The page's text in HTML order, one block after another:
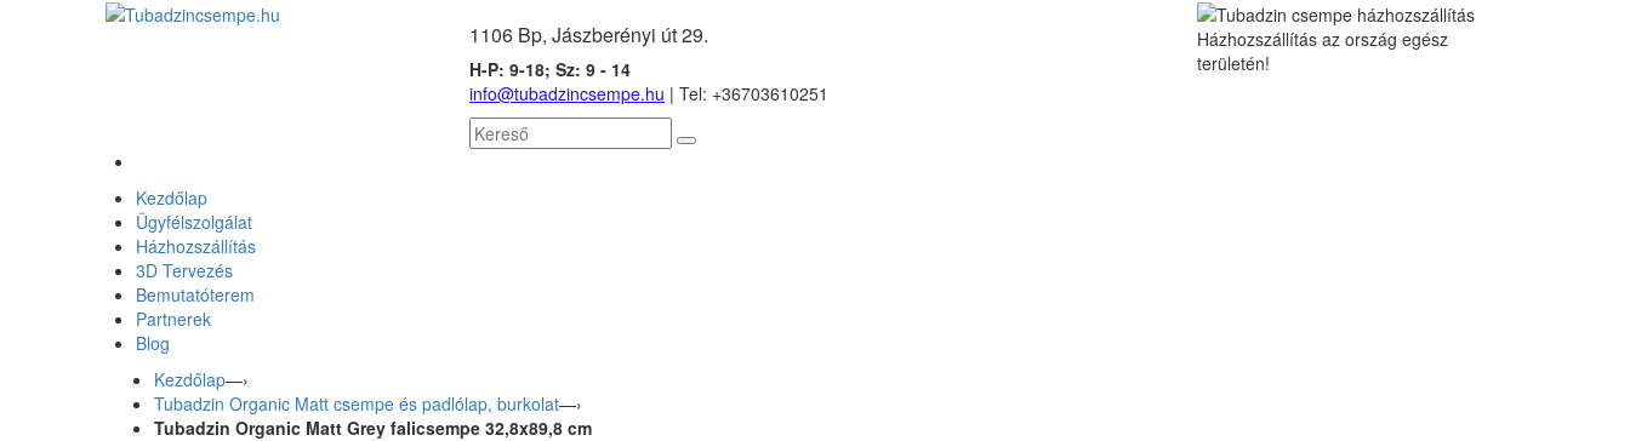
1106 Bp, Jászberényi út 29.
H-P: 9-18; Sz: 9 - 14
info@tubadzincsempe.hu | Tel: +36703610251
Házhozszállítás az ország egész
területén!
Kezdőlap
Ügyfélszolgálat
Házhozszállítás
3D Tervezés
Bemutatóterem
Partnerek
Blog
Kezdőlap—›
Tubadzin Organic Matt csempe és padlólap, burkolat—›
Tubadzin Organic Matt Grey falicsempe 32,8x89,8 cm